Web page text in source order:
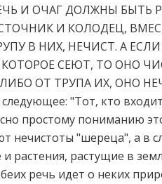
И ОЧАГ ДОЛЖНЫ
И КОЛОДЕЦ,
В НИХ, НЕЧИСТ. А
СЕЮТ, ТО ОНО
ОТ ТРУПА ИХ, ОНО
"Тот, кто
простому пониманию
нечистоты "шереца", а в
растения, растущие в
речь идет о неких